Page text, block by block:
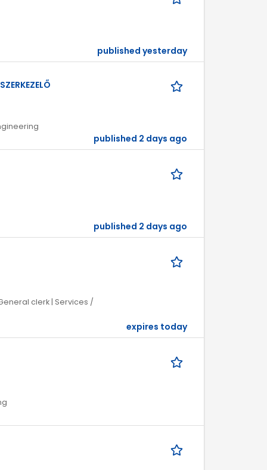
published yesterday
published 2 days ago
published 2 days ago
clerk | Services /
expires today